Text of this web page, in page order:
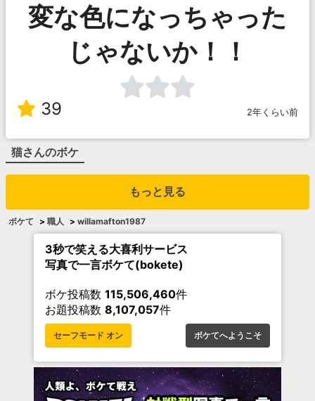
変な色になっちゃった
じゃないか！！
39 2年くらい前
猫さんのボケ
もっと見る
ボケて > 職人 > willamafton1987
3秒で笑える大喜利サービス
写真で一言ボケて(bokete)
ボケ投稿数 115,506,460件
お題投稿数 8,107,057件
セーフモード オン ボケてへようこそ